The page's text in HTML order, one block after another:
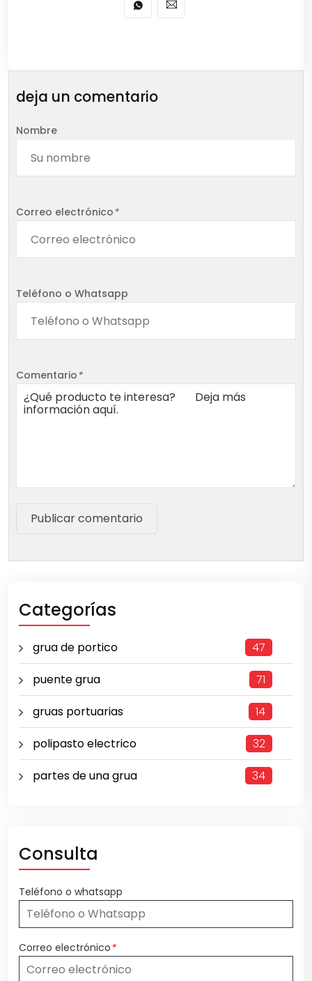
deja un comentario
Nombre
Correo electrónico*
Teléfono o Whatsapp
Comentario*
Publicar comentario
Categorías
grua de portico
47
puente grua
71
gruas portuarias
14
polipasto electrico
32
partes de una grua
34
Consulta
Teléfono o whatsapp
Correo electrónico*